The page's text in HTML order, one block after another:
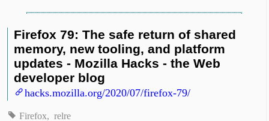
Firefox 79: The safe return of shared
memory, new tooling, and platform
updates - Mozilla Hacks - the Web
developer blog
hacks.mozilla.org/2020/07/firefox-79/
Firefox relre